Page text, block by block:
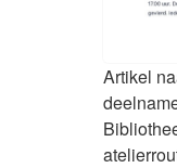
Artikel